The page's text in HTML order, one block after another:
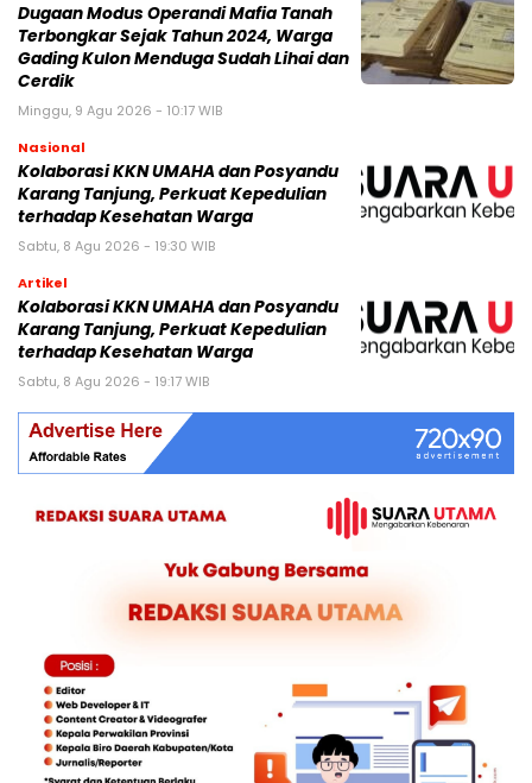
Dugaan Modus Operandi Mafia Tanah
Terbongkar Sejak Tahun 2024, Warga
Gading Kulon Menduga Sudah Lihai dan
Cerdik
Minggu, 9 Agu 2026 - 10:17 WIB
Nasional
Kolaborasi KKN UMAHA dan Posyandu
Karang Tanjung, Perkuat Kepedulian
terhadap Kesehatan Warga
Sabtu, 8 Agu 2026 - 19:30 WIB
Artikel
Kolaborasi KKN UMAHA dan Posyandu
Karang Tanjung, Perkuat Kepedulian
terhadap Kesehatan Warga
Sabtu, 8 Agu 2026 - 19:17 WIB